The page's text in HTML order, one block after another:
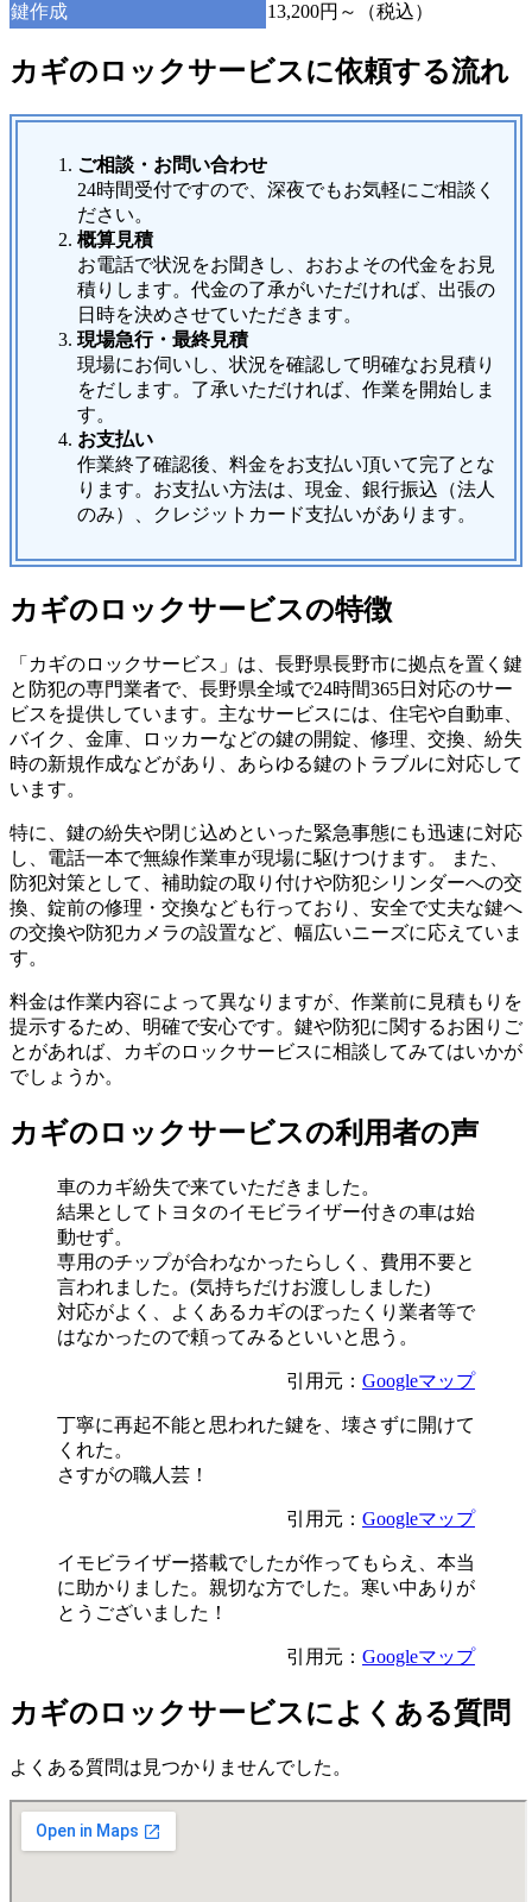
鍵作成
13,200円～（税込）
カギのロックサービスに依頼する流れ
ご相談・お問い合わせ
24時間受付ですので、深夜でもお気軽にご相談く
ださい。
概算見積
お電話で状況をお聞きし、おおよその代金をお見
積りします。代金の了承がいただければ、出張の
日時を決めさせていただきます。
現場急行・最終見積
現場にお伺いし、状況を確認して明確なお見積り
をだします。了承いただければ、作業を開始しま
す。
お支払い
作業終了確認後、料金をお支払い頂いて完了とな
ります。お支払い方法は、現金、銀行振込（法人
のみ）、クレジットカード支払いがあります。
カギのロックサービスの特徴
「カギのロックサービス」は、長野県長野市に拠点を置く鍵
と防犯の専門業者で、長野県全域で24時間365日対応のサー
ビスを提供しています。主なサービスには、住宅や自動車、
バイク、金庫、ロッカーなどの鍵の開錠、修理、交換、紛失
時の新規作成などがあり、あらゆる鍵のトラブルに対応して
います。
特に、鍵の紛失や閉じ込めといった緊急事態にも迅速に対応
し、電話一本で無線作業車が現場に駆けつけます。 また、
防犯対策として、補助錠の取り付けや防犯シリンダーへの交
換、錠前の修理・交換なども行っており、安全で丈夫な鍵へ
の交換や防犯カメラの設置など、幅広いニーズに応えていま
す。
料金は作業内容によって異なりますが、作業前に見積もりを
提示するため、明確で安心です。鍵や防犯に関するお困りご
とがあれば、カギのロックサービスに相談してみてはいかが
でしょうか。
カギのロックサービスの利用者の声
車のカギ紛失で来ていただきました。
結果としてトヨタのイモビライザー付きの車は始
動せず。
専用のチップが合わなかったらしく、費用不要と
言われました。(気持ちだけお渡ししました)
対応がよく、よくあるカギのぼったくり業者等で
はなかったので頼ってみるといいと思う。
引用元： Googleマップ
丁寧に再起不能と思われた鍵を、壊さずに開けて
くれた。
さすがの職人芸！
引用元： Googleマップ
イモビライザー搭載でしたが作ってもらえ、本当
に助かりました。親切な方でした。寒い中ありが
とうございました！
引用元： Googleマップ
カギのロックサービスによくある質問
よくある質問は見つかりませんでした。